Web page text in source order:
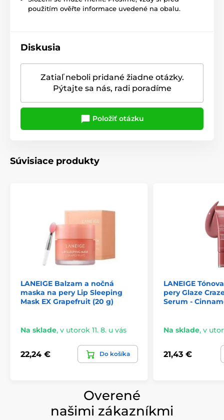
použitím ověřte informace uvedené na obalu.
Diskusia
Zatiaľ neboli pridané žiadne otázky.
Pýtajte sa nás, radi poradíme
Položiť otázku
Súvisiace produkty
LANEIGE Balzam a nočná
maska na pery Lip Sleeping
Mask EX Grapefruit (20 g)
Na sklade, v utorok 11. 8. u vás
22,24 € Do košíka
LANEIGE
pery Glaze
Serum -
Na sklade, v
21,43 €
Overené
našimi zákazníkmi